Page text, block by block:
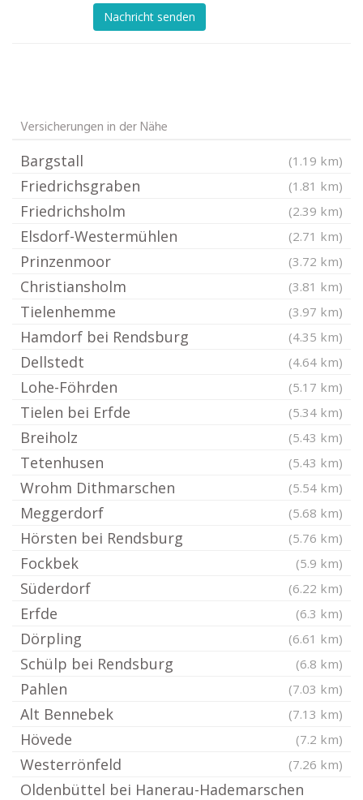
Nachricht senden
Versicherungen in der Nähe
Bargstall (1.19 km)
Friedrichsgraben (1.81 km)
Friedrichsholm (2.39 km)
Elsdorf-Westermühlen (2.71 km)
Prinzenmoor (3.72 km)
Christiansholm (3.81 km)
Tielenhemme (3.97 km)
Hamdorf bei Rendsburg (4.35 km)
Dellstedt (4.64 km)
Lohe-Föhrden (5.17 km)
Tielen bei Erfde (5.34 km)
Breiholz (5.43 km)
Tetenhusen (5.43 km)
Wrohm Dithmarschen (5.54 km)
Meggerdorf (5.68 km)
Hörsten bei Rendsburg (5.76 km)
Fockbek (5.9 km)
Süderdorf (6.22 km)
Erfde (6.3 km)
Dörpling (6.61 km)
Schülp bei Rendsburg (6.8 km)
Pahlen (7.03 km)
Alt Bennebek (7.13 km)
Hövede (7.2 km)
Westerrönfeld (7.26 km)
Oldenbüttel bei Hanerau-Hademarschen